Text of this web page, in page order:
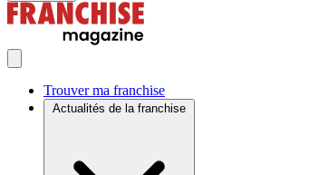
Trouver ma franchise
Actualités de la franchise